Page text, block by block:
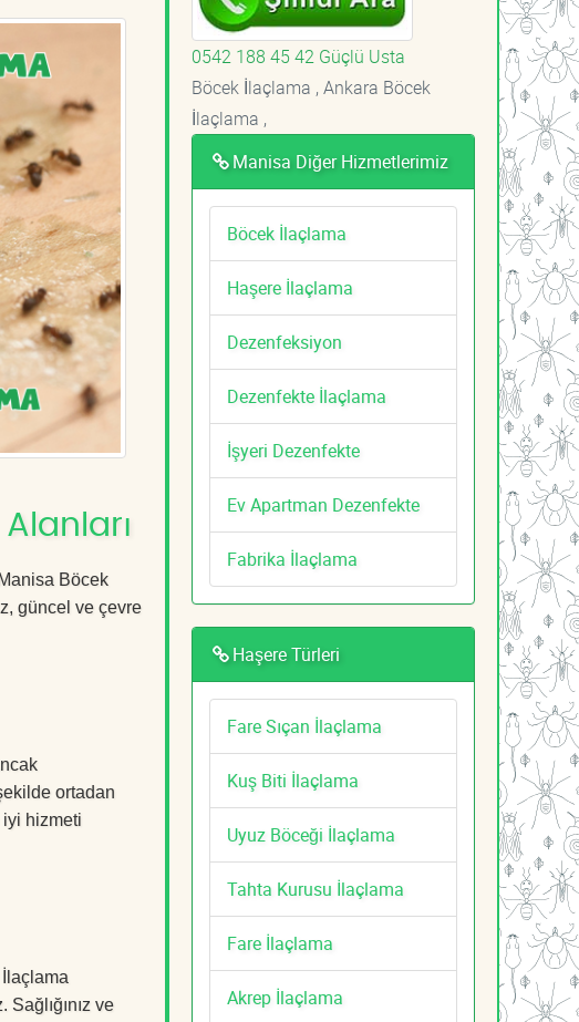
Böcek
güncel ve çevre
ortadan
iyi hizmeti
ve
0542 188 45 42 Güçlü Usta
Böcek İlaçlama , Ankara Böcek
İlaçlama ,
Manisa Diğer Hizmetlerimiz
Böcek İlaçlama
Haşere İlaçlama
Dezenfeksiyon
Dezenfekte İlaçlama
İşyeri Dezenfekte
Ev Apartman Dezenfekte
Fabrika İlaçlama
Haşere Türleri
Fare Sıçan İlaçlama
Kuş Biti İlaçlama
Uyuz Böceği İlaçlama
Tahta Kurusu İlaçlama
Fare İlaçlama
Akrep İlaçlama